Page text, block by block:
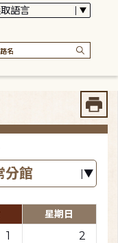
星期日
1 2